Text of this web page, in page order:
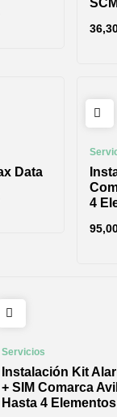
Data
4
Servicios
Instalación Kit
+ SIM Comarca
Hasta 4 Elementos